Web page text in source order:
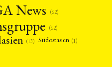
News (62)
(62)
(13) Südostasien (1)